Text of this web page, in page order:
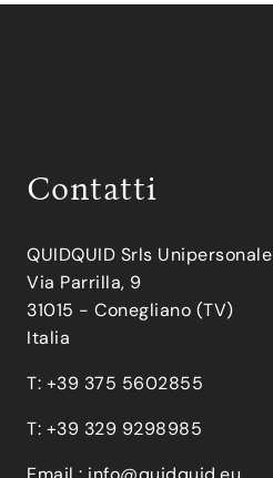
Contatti
QUIDQUID Srls Unipersonale
Via Parrilla, 9
31015 - Conegliano (TV)
Italia
T: +39 375 5602855
T: +39 329 9298985